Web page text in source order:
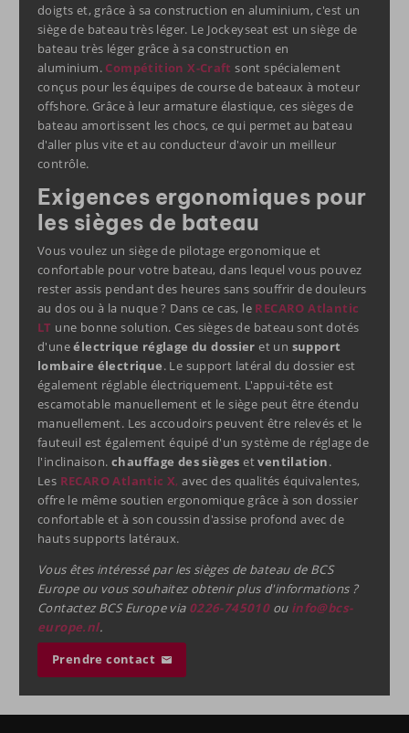
doigts et, grâce à sa construction en aluminium, c'est un
siège de bateau très léger. Le Jockeyseat est un siège de
bateau très léger grâce à sa construction en
aluminium. Compétition X-Craft sont spécialement
conçus pour les équipes de course de bateaux à moteur
offshore. Grâce à leur armature élastique, ces sièges de
bateau amortissent les chocs, ce qui permet au bateau
d'aller plus vite et au conducteur d'avoir un meilleur
contrôle.
Exigences ergonomiques pour
les sièges de bateau
Vous voulez un siège de pilotage ergonomique et
confortable pour votre bateau, dans lequel vous pouvez
rester assis pendant des heures sans souffrir de douleurs
au dos ou à la nuque ? Dans ce cas, le RECARO Atlantic
LT une bonne solution. Ces sièges de bateau sont dotés
d'uneélectrique réglage du dossier et un support
lombaire électrique. Le support latéral du dossier est
également réglable électriquement. L'appui-tête est
escamotable manuellement et le siège peut être étendu
manuellement. Les accoudoirs peuvent être relevés et le
fauteuil est également équipé d'un système de réglage de
l'inclinaison. chauffage des sièges etventilation.
Les RECARO Atlantic X, avec des qualités équivalentes,
offre le même soutien ergonomique grâce à son dossier
confortable et à son coussin d'assise profond avec de
hauts supports latéraux.
Vous êtes intéressé par les sièges de bateau de BCS
Europe ou vous souhaitez obtenir plus d'informations ?
Contactez BCS Europe via 0226-745010ou info@bcs-
europe.nl.
Prendre contact